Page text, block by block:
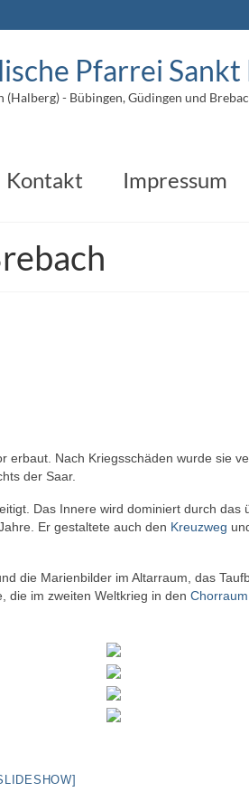
Pfarrei
(Halberg) - Bübingen, Güdingen und
Kontakt Impressum
erbaut. Nach Kriegsschäden wurde sie
der Saar.
Das Innere wird dominiert durch das
Er gestaltete auch den Kreuzweg
die Marienbilder im Altarraum, das
die im zweiten Weltkrieg in den Chorraum